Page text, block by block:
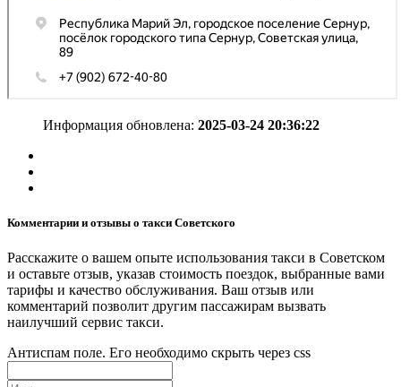
Информация обновлена: 2025-03-24 20:36:22
Комментарии и отзывы о такси Советского
Расскажите о вашем опыте использования такси в Советском
и оставьте отзыв, указав стоимость поездок, выбранные вами
тарифы и качество обслуживания. Ваш отзыв или
комментарий позволит другим пассажирам вызвать
наилучший сервис такси.
Антиспам поле. Его необходимо скрыть через css